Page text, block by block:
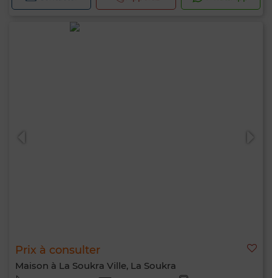
Prix à consulter
Maison à La Soukra Ville, La Soukra